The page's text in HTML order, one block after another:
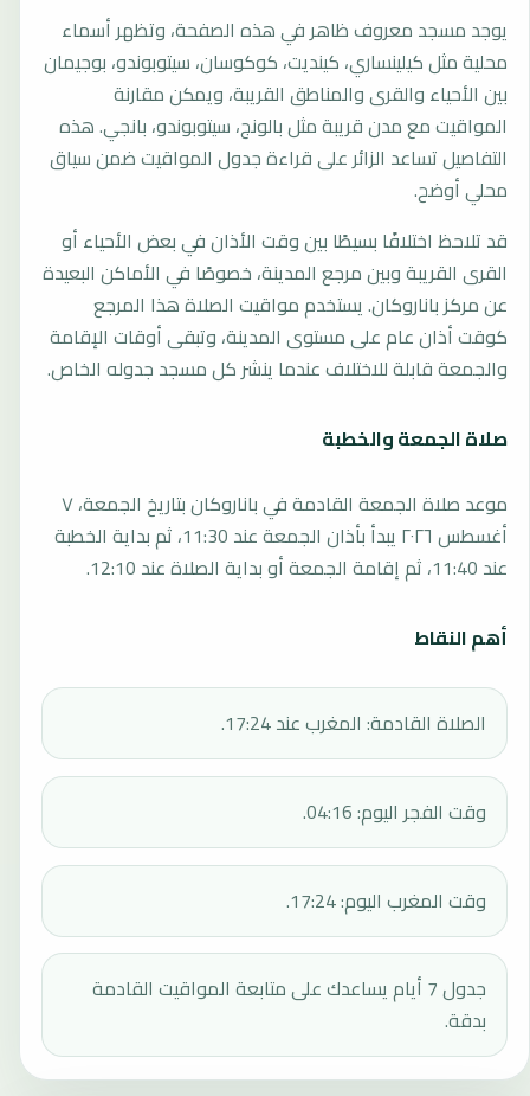
يوجد مسجد معروف ظاهر في هذه الصفحة، وتظهر أسماء
محلية مثل كيلينساري، كينديت، كوكوسان، سيتوبوندو، بوجيمان
بين الأحياء والقرى والمناطق القريبة، ويمكن مقارنة
المواقيت مع مدن قريبة مثل بالونج، سيتوبوندو، بانجي. هذه
التفاصيل تساعد الزائر على قراءة جدول المواقيت ضمن سياق
محلي أوضح.
قد تلاحظ اختلافًا بسيطًا بين وقت الأذان في بعض الأحياء أو
القرى القريبة وبين مرجع المدينة، خصوصًا في الأماكن البعيدة
عن مركز باناروكان. يستخدم مواقيت الصلاة هذا المرجع
كوقت أذان عام على مستوى المدينة، وتبقى أوقات الإقامة
والجمعة قابلة للاختلاف عندما ينشر كل مسجد جدوله الخاص.
صلاة الجمعة والخطبة
موعد صلاة الجمعة القادمة في باناروكان بتاريخ الجمعة، ٧
أغسطس ٢٠٢٦ يبدأ بأذان الجمعة عند 11:30، ثم بداية الخطبة
عند 11:40، ثم إقامة الجمعة أو بداية الصلاة عند 12:10.
أهم النقاط
الصلاة القادمة: المغرب عند 17:24.
وقت الفجر اليوم: 04:16.
وقت المغرب اليوم: 17:24.
جدول 7 أيام يساعدك على متابعة المواقيت القادمة
بدقة.